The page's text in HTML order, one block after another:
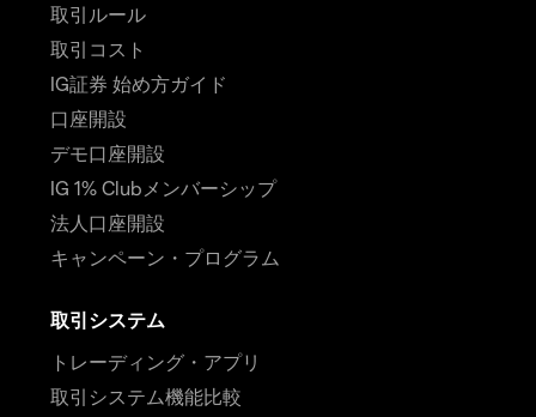
取引ルール
取引コスト
IG証券 始め方ガイド
口座開設
デモ口座開設
IG 1% Clubメンバーシップ
法人口座開設
キャンペーン・プログラム
取引システム
トレーディング・アプリ
取引システム機能比較